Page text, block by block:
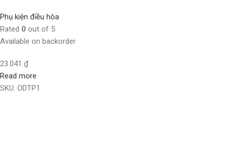
Phụ kiện điều hòa
Rated 0 out of 5
Available on backorder
23.041 ₫
Read more
SKU: ODTP1